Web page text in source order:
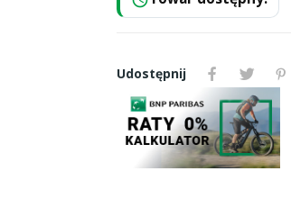
Udostępnij